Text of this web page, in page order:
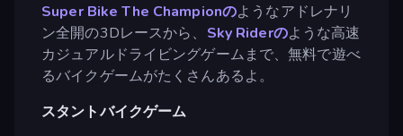
Super Bike The Championのようなアドレナリ
ン全開の3Dレースから、 Sky Riderのような高速
カジュアルドライビングゲームまで、無料で遊べ
るバイクゲームがたくさんあるよ。
スタントバイクゲーム